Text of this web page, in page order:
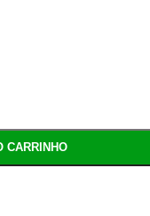
CARRINHO